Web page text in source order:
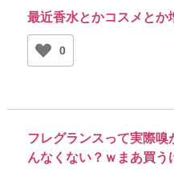
最近香水とかコスメとか
0
フレグランスって実際
んなくない？ｗまあ買う